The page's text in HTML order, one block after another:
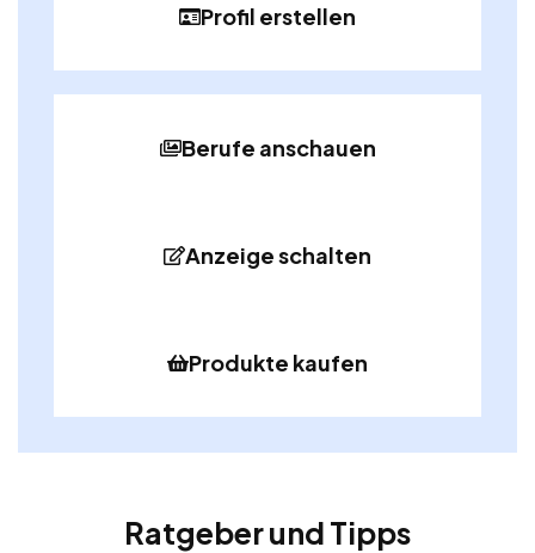
Profil erstellen
Berufe anschauen
Anzeige schalten
Produkte kaufen
Ratgeber und Tipps